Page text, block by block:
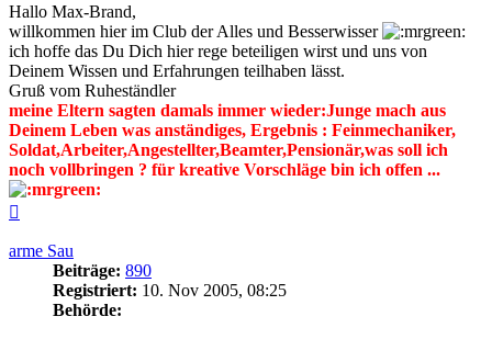
Hallo Max-Brand,
willkommen hier im Club der Alles und Besserwisser
ich hoffe das Du Dich hier rege beteiligen wirst und uns von
Deinem Wissen und Erfahrungen teilhaben lässt.
Gruß vom Ruheständler
meine Eltern sagten damals immer wieder:Junge mach aus
Deinem Leben was anständiges, Ergebnis : Feinmechaniker,
Soldat,Arbeiter,Angestellter,Beamter,Pensionär,was soll ich
noch vollbringen ? für kreative Vorschläge bin ich offen ...
arme Sau
Beiträge: 890
Registriert: 10. Nov 2005, 08:25
Behörde: